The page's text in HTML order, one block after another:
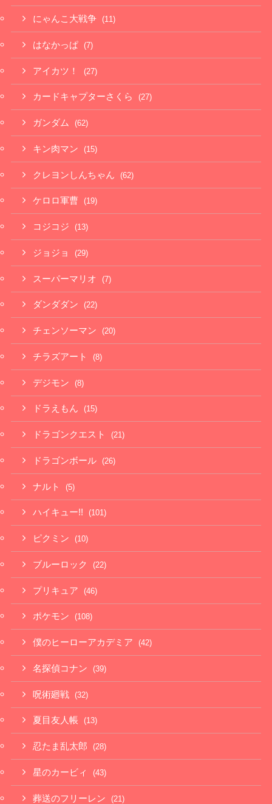
にゃんこ大戦争 (11)
はなかっぱ (7)
アイカツ！ (27)
カードキャプターさくら (27)
ガンダム (62)
キン肉マン (15)
クレヨンしんちゃん (62)
ケロロ軍曹 (19)
コジコジ (13)
ジョジョ (29)
スーパーマリオ (7)
ダンダダン (22)
チェンソーマン (20)
チラズアート (8)
デジモン (8)
ドラえもん (15)
ドラゴンクエスト (21)
ドラゴンボール (26)
ナルト (5)
ハイキュー!! (101)
ピクミン (10)
ブルーロック (22)
プリキュア (46)
ポケモン (108)
僕のヒーローアカデミア (42)
名探偵コナン (39)
呪術廻戦 (32)
夏目友人帳 (13)
忍たま乱太郎 (28)
星のカービィ (43)
葬送のフリーレン (21)